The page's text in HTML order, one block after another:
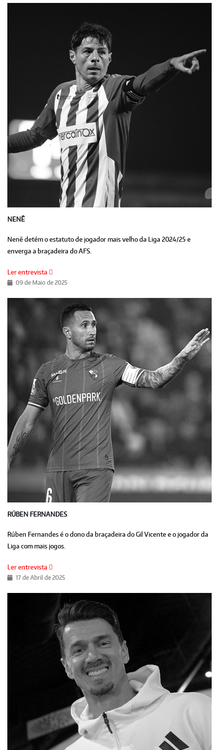
NENÊ
Nenê detém o estatuto de jogador mais velho da Liga 2024/25 e
enverga a braçadeira do AFS.
Ler entrevista
09 de Maio de 2025
RÚBEN FERNANDES
Rúben Fernandes é o dono da braçadeira do Gil Vicente e o jogador da
Liga com mais jogos.
Ler entrevista
17 de Abril de 2025